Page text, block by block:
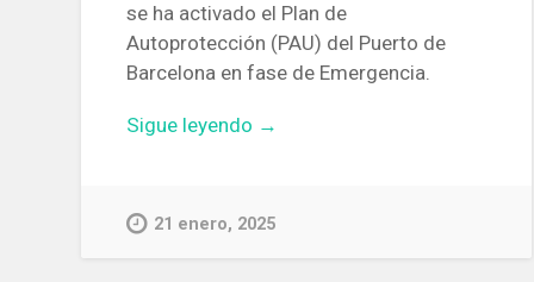
se ha activado el Plan de
Autoprotección (PAU) del Puerto de
Barcelona en fase de Emergencia.
Sigue leyendo «Un
un
→
21 enero, 2025